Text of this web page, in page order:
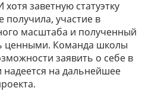
заветную статуэтку
получила, участие в
масштаба и полученный
ценными. Команда школы
заявить о себе в
на дальнейшее